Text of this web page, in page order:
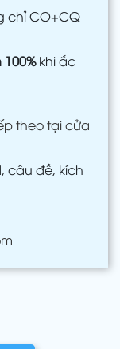
chỉ CO+CQ
khi ắc
theo tại cửa
câu đề, kích